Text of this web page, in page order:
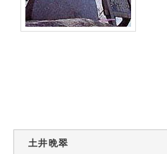
土井晩翠